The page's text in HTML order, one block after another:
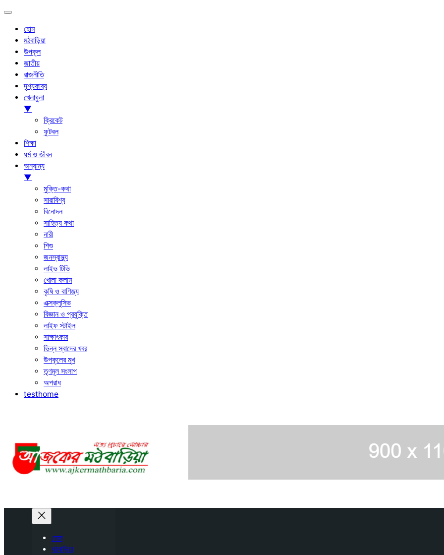
হোম
মঠবাড়িয়া
উপকূল
জাতীয়
রাজনীতি
দৃশ্যকাব্য
খেলাধুলা
▼
ক্রিকেট
ফুটবল
শিক্ষা
ধর্ম ও জীবন
অন্যান্য
▼
মুক্তি-কথা
সারাবিশ্ব
বিনোদন
সাহিত্য কথা
নারী
শিশু
জনস্বাস্থ্য
লাইভ টিভি
খোলা কলাম
কৃষি ও বাণিজ্য
এক্সক্লুসিভ
বিজ্ঞান ও প্রযুক্তি
লাইফ স্টাইল
সাক্ষাৎকার
ভিন্ন স্বাদের খবর
উপকূলের মুখ
তৃণমূল সংলাপ
অপরাধ
testhome
হোম
মঠবাড়িয়া